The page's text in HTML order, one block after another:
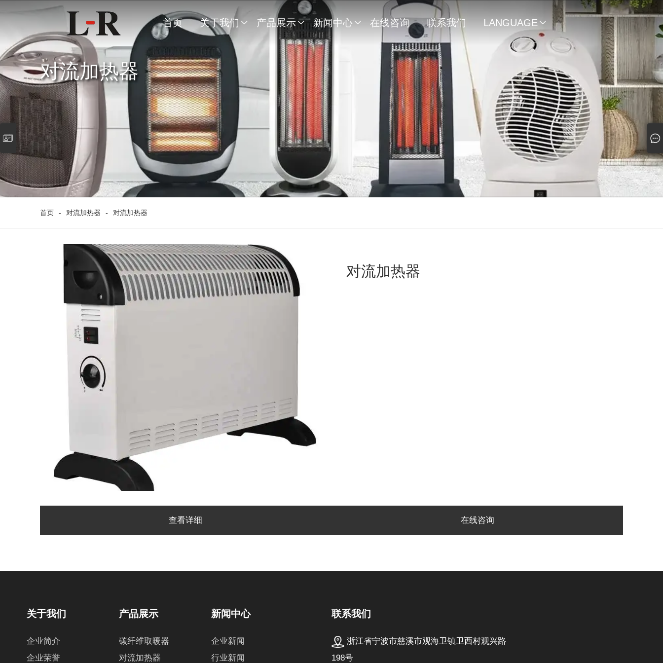
首页 关于我们  产品展示  新闻中心  在线咨询 联系我们 LANGUAGE 
对流加热器
首页 - 对流加热器 - 对流加热器
对流加热器
查看详细 在线咨询
关于我们
企业简介
企业荣誉
产品展示
碳纤维取暖器
对流加热器
新闻中心
企业新闻
行业新闻
联系我们
浙江省宁波市慈溪市观海卫镇卫西村观兴路
198号